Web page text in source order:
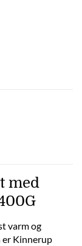
med
varm og
er Kinnerup